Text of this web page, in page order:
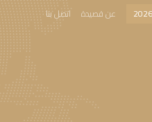
عن قصيدة اتصل بنا